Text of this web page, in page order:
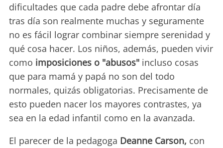
dificultades que cada padre debe afrontar día
tras día son realmente muchas y seguramente
no es fácil lograr combinar siempre serenidad y
qué cosa hacer. Los niños, además, pueden vivir
como imposiciones o "abusos" incluso cosas
que para mamá y papá no son del todo
normales, quizás obligatorias. Precisamente de
esto pueden nacer los mayores contrastes, ya
sea en la edad infantil como en la avanzada.
El parecer de la pedagoga Deanne Carson, con